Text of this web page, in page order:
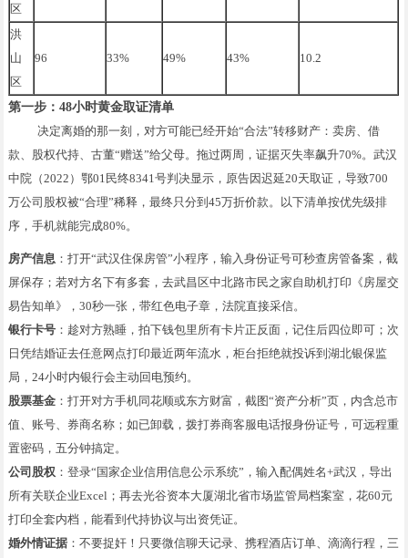
区
洪
山
区
96 33% 49% 43% 10.2
第一步：48小时黄金取证清单
决定离婚的那一刻，对方可能已经开始“合法”转移财产：卖房、借
款、股权代持、古董“赠送”给父母。拖过两周，证据灭失率飙升70%。武汉
中院（2022）鄂01民终8341号判决显示，原告因迟延20天取证，导致700
万公司股权被“合理”稀释，最终只分到45万折价款。以下清单按优先级排
序，手机就能完成80%。
房产信息 ：打开“武汉住保房管”小程序，输入身份证号可秒查房管备案，截
屏保存；若对方名下有多套，去武昌区中北路市民之家自助机打印《房屋交
易告知单》，30秒一张，带红色电子章，法院直接采信。
银行卡号 ：趁对方熟睡，拍下钱包里所有卡片正反面，记住后四位即可；次
日凭结婚证去任意网点打印最近两年流水，柜台拒绝就投诉到湖北银保监
局，24小时内银行会主动回电预约。
股票基金 ：打开对方手机同花顺或东方财富，截图“资产分析”页，内含总市
值、账号、券商名称；如已卸载，拨打券商客服电话报身份证号，可远程重
置密码，五分钟搞定。
公司股权 ：登录“国家企业信用信息公示系统”，输入配偶姓名+武汉，导出
所有关联企业Excel；再去光谷资本大厦湖北省市场监管局档案室，花60元
打印全套内档，能看到代持协议与出资凭证。
婚外情证据 ：不要捉奸！只要微信聊天记录、携程酒店订单、滴滴行程，三